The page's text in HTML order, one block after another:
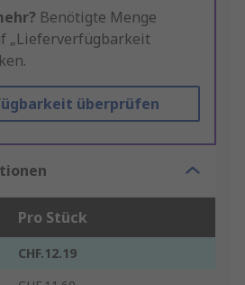
Benötigte Menge
„Lieferverfügbarkeit
überprüfen
Pro Stück
CHF.12.19